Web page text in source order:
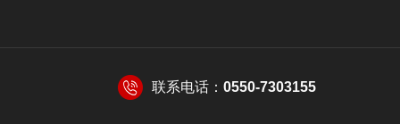
联系电话： 0550-7303155